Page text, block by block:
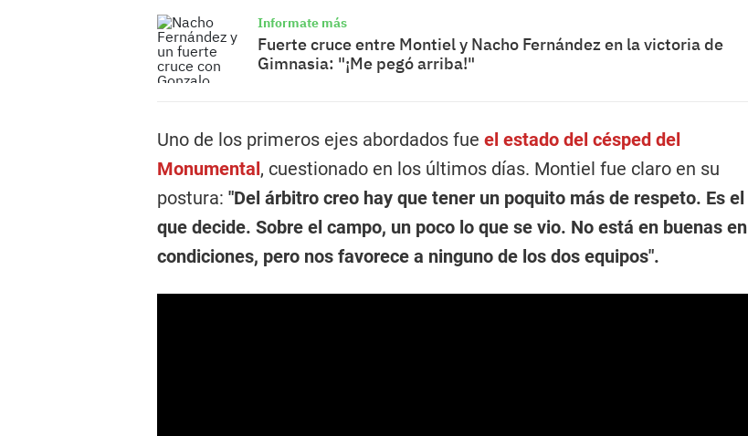
Informate más
Fuerte cruce entre Montiel y Nacho Fernández en la victoria de
Gimnasia: "¡Me pegó arriba!"
Uno de los primeros ejes abordados fue el estado del césped del
Monumental, cuestionado en los últimos días. Montiel fue claro en su
postura: "Del árbitro creo hay que tener un poquito más de respeto. Es el
que decide. Sobre el campo, un poco lo que se vio. No está en buenas en
condiciones, pero nos favorece a ninguno de los dos equipos".